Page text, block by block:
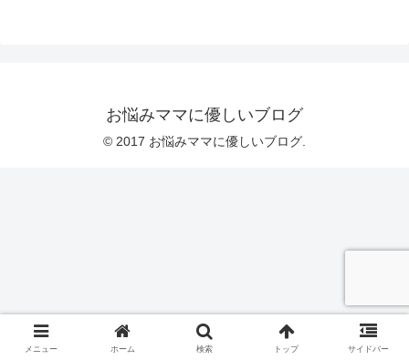
お悩みママに優しいブログ
© 2017 お悩みママに優しいブログ.
メニュー ホーム 検索 トップ サイドバー